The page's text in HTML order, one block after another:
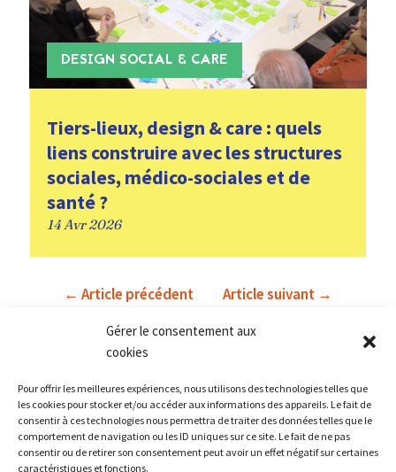
Gérer le consentement aux
cookies
Pour offrir les meilleures expériences, nous utilisons des technologies telles que
les cookies pour stocker et/ou accéder aux informations des appareils. Le fait de
consentir à ces technologies nous permettra de traiter des données telles que le
comportement de navigation ou les ID uniques sur ce site. Le fait de ne pas
consentir ou de retirer son consentement peut avoir un effet négatif sur certaines
caractéristiques et fonctions.
DESIGN SOCIAL & CARE
Tiers-lieux, design & care : quels
liens construire avec les structures
sociales, médico-sociales et de
santé ?
14 Avr 2026
← Article précédent Article suivant →
VOIR TOUS LES ARTICLES